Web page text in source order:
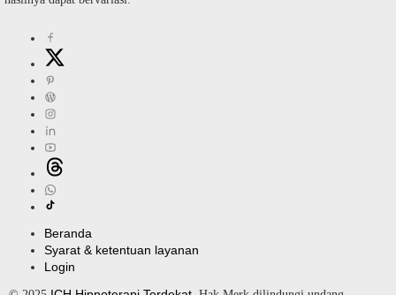
Beranda
Syarat & ketentuan layanan
Login